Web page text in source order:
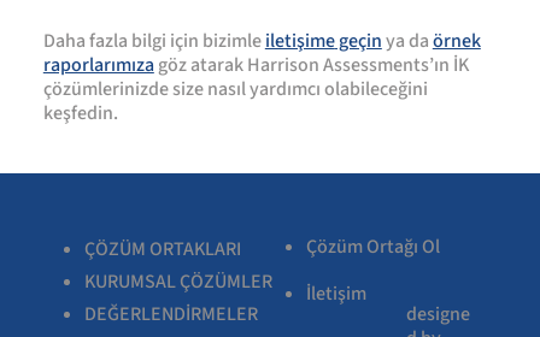
Daha fazla bilgi için bizimleiletişimegeçinya daörnek
raporlarımıza göz atarak Harrison Assessments’ın İK
çözümlerinizde size nasıl yardımcı olabileceğini
keşfedin.
ÇÖZÜM ORTAKLARI
KURUMSAL ÇÖZÜMLER
DEĞERLENDİRMELER
Çözüm Ortağı Ol
İletişim
designe